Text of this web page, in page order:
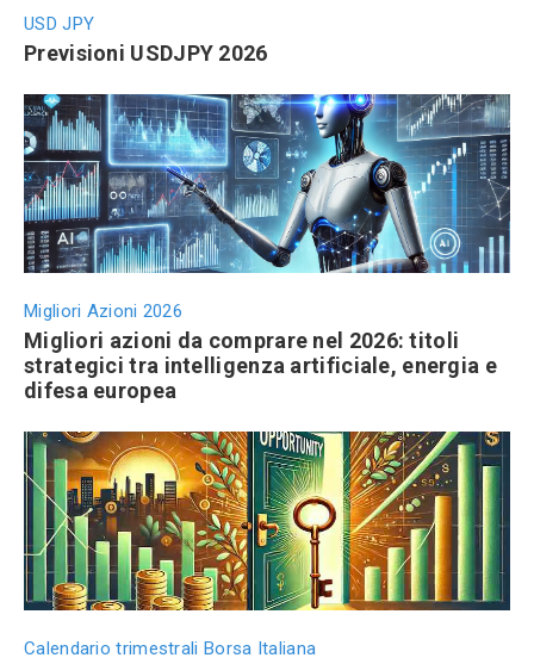
USD JPY
Previsioni USDJPY 2026
Migliori Azioni 2026
Migliori azioni da comprare nel 2026: titoli
strategici tra intelligenza artificiale, energia e
difesa europea
Calendario trimestrali Borsa Italiana